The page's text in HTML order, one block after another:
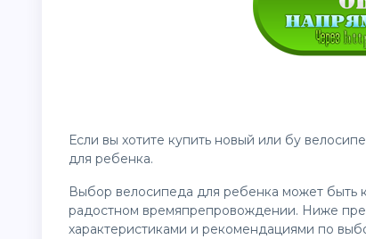
Если вы хотите купить новый или бу
для ребенка.
Выбор велосипеда для ребенка может быть
радостном времяпрепровождении. Ниже
характеристиками и рекомендациями по